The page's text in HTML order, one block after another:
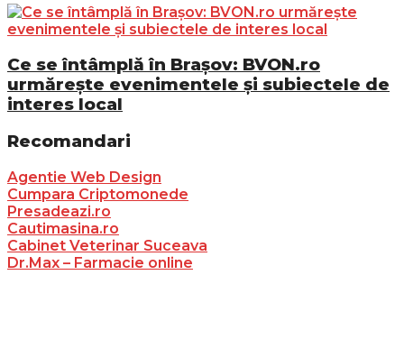
Ce se întâmplă în Brașov: BVON.ro
urmărește evenimentele și subiectele de
interes local
Recomandari
Agentie Web Design
Cumpara Criptomonede
Presadeazi.ro
Cautimasina.ro
Cabinet Veterinar Suceava
Dr.Max – Farmacie online